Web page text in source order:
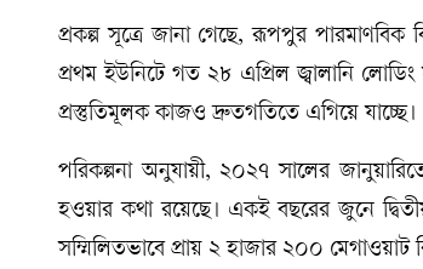
প্রকল্প সূত্রে জানা গেছে, রূপপুর পারমাণবিক
প্রথম ইউনিটে গত ২৮ এপ্রিল জ্বালানি লোডিং
প্রস্তুতিমূলক কাজও দ্রুতগতিতে এগিয়ে যাচ্ছে।
পরিকল্পনা অনুযায়ী, ২০২৭ সালের
হওয়ার কথা রয়েছে। একই বছরের জুনে
সম্মিলিতভাবে প্রায় ২ হাজার ২০০ মেগাওয়াট